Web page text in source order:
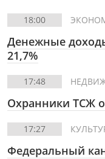
18:00
Денежные
21,7%
17:48
Охранники ТСЖ
17:27
Федеральный